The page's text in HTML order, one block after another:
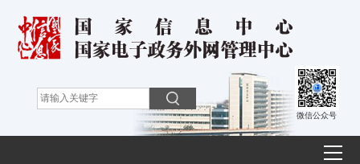
微信公众号